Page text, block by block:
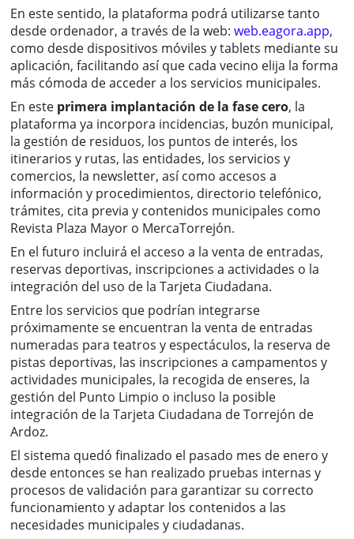
En este sentido, la plataforma podrá utilizarse tanto
desde ordenador, a través de la web: web.eagora.app,
como desde dispositivos móviles y tablets mediante su
aplicación, facilitando así que cada vecino elija la forma
más cómoda de acceder a los servicios municipales.
En este primera implantación de la fase cero, la
plataforma ya incorpora incidencias, buzón municipal,
la gestión de residuos, los puntos de interés, los
itinerarios y rutas, las entidades, los servicios y
comercios, la newsletter, así como accesos a
información y procedimientos, directorio telefónico,
trámites, cita previa y contenidos municipales como
Revista Plaza Mayor o MercaTorrejón.
En el futuro incluirá el acceso a la venta de entradas,
reservas deportivas, inscripciones a actividades o la
integración del uso de la Tarjeta Ciudadana.
Entre los servicios que podrían integrarse
próximamente se encuentran la venta de entradas
numeradas para teatros y espectáculos, la reserva de
pistas deportivas, las inscripciones a campamentos y
actividades municipales, la recogida de enseres, la
gestión del Punto Limpio o incluso la posible
integración de la Tarjeta Ciudadana de Torrejón de
Ardoz.
El sistema quedó finalizado el pasado mes de enero y
desde entonces se han realizado pruebas internas y
procesos de validación para garantizar su correcto
funcionamiento y adaptar los contenidos a las
necesidades municipales y ciudadanas.